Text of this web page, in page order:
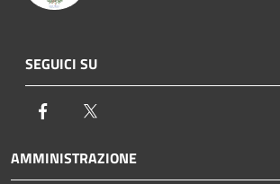
SEGUICI SU
Facebook
AMMINISTRAZIONE